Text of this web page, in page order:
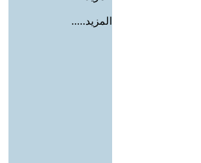
المزيد.....